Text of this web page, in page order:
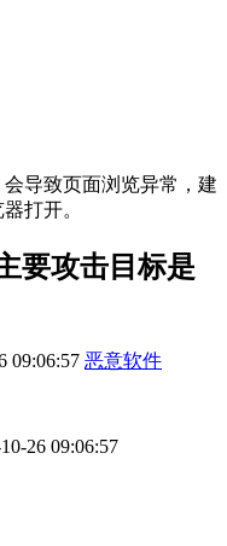
导致页面浏览异常，建
打开。
要攻击目标是
09:06:57 恶意软件
26 09:06:57